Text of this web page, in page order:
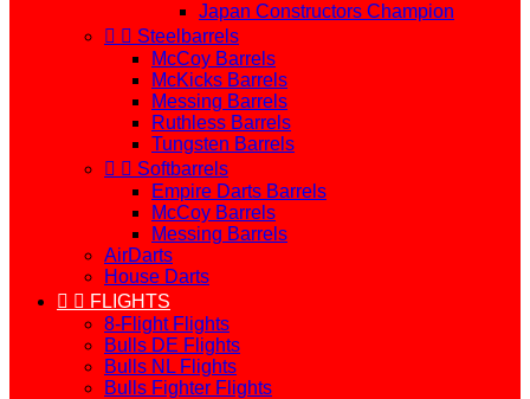
Japan Constructors Champion
  Steelbarrels
McCoy Barrels
McKicks Barrels
Messing Barrels
Ruthless Barrels
Tungsten Barrels
  Softbarrels
Empire Darts Barrels
McCoy Barrels
Messing Barrels
AirDarts
House Darts
  FLIGHTS
8-Flight Flights
Bulls DE Flights
Bulls NL Flights
Bulls Fighter Flights